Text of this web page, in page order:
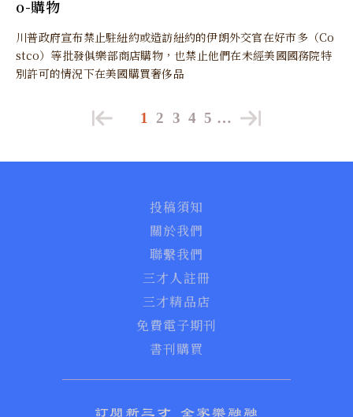
o-購物
川普政府宣布禁止駐紐約或造訪紐約的伊朗外交官在好市多（Co
stco）等批發俱樂部商店購物，也禁止他們在未經美國國務院特
別許可的情況下在美國購買奢侈品
1 2 3 4 5 …
投稿須知
關於我們
聯繫我們
三才人註冊
三才精品店
免費電子期刊
書刊購買
訂閱新三才 全家樂融融